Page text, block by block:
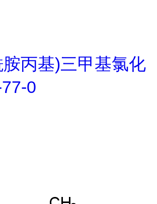
丙基)三甲基氯化
0